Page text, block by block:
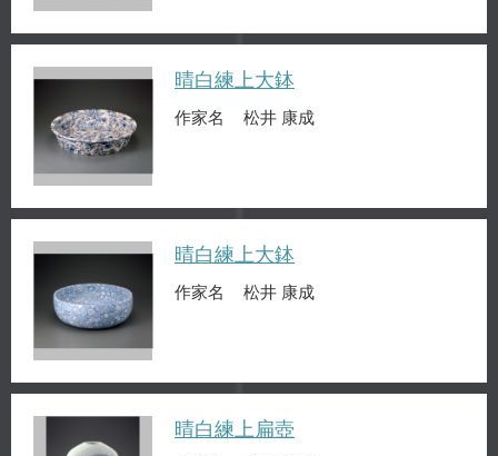
晴白練上大鉢
作家名 松井 康成
晴白練上大鉢
作家名 松井 康成
晴白練上扁壺